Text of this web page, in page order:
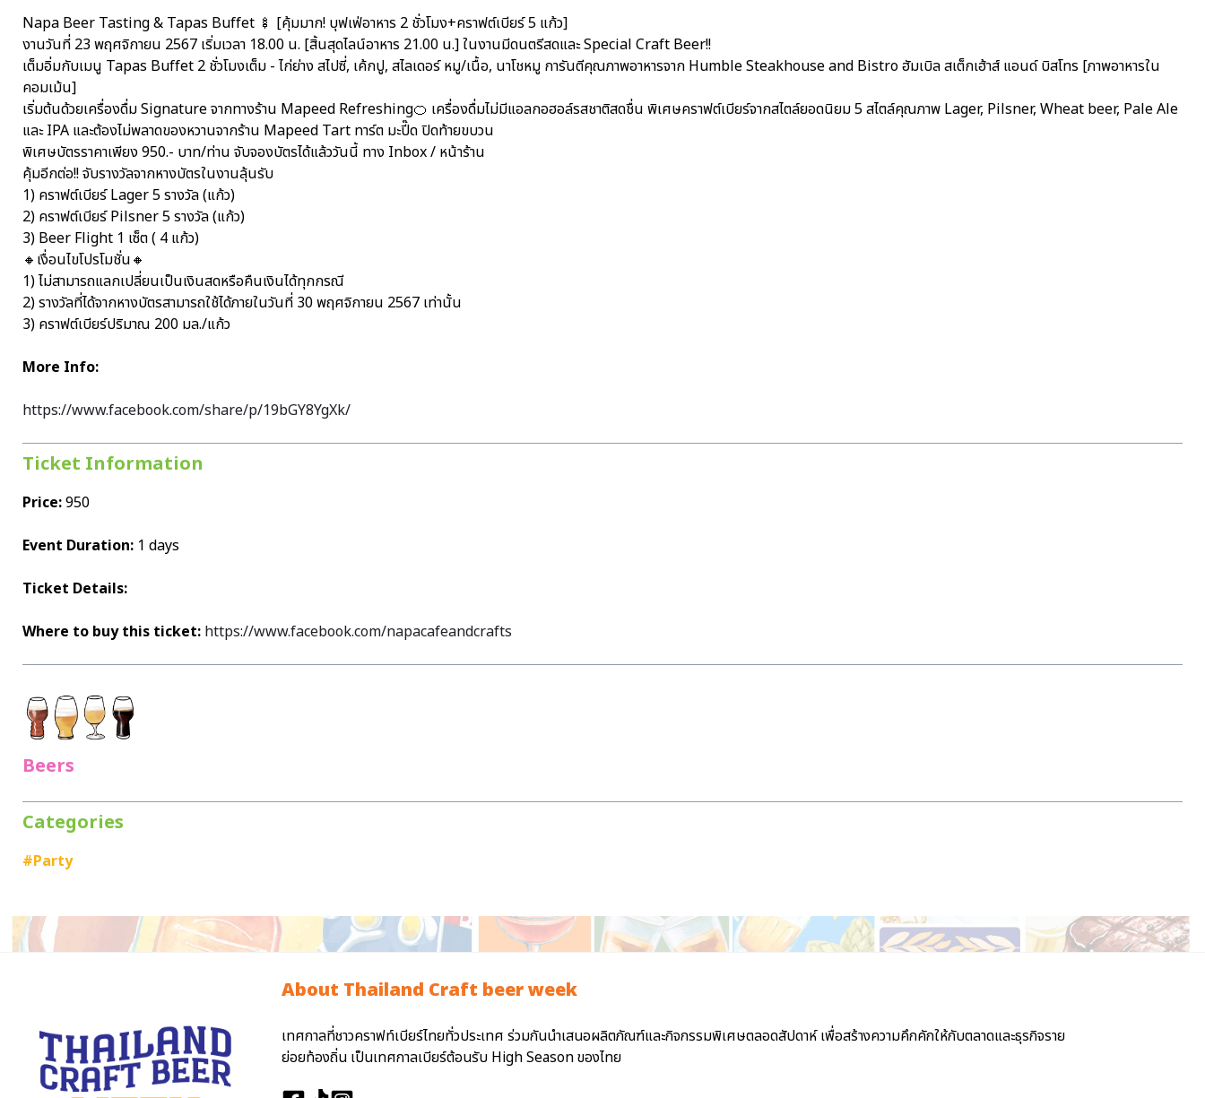
Napa Beer Tasting & Tapas Buffet 🍢 [คุ้มมาก! บุฟเฟ่อาหาร 2 ชั่วโมง+คราฟต์เบียร์ 5 แก้ว]
งานวันที่ 23 พฤศจิกายน 2567 เริ่มเวลา 18.00 น. [สิ้นสุดไลน์อาหาร 21.00 น.] ในงานมีดนตรีสดและ Special Craft Beer!!
เต็มอิ่มกับเมนู Tapas Buffet 2 ชั่วโมงเต็ม - ไก่ย่าง สไปซี่, เค้กปู, สไลเดอร์ หมู/เนื้อ, นาโชหมู การันตีคุณภาพอาหารจาก Humble Steakhouse and Bistro ฮัมเบิล สเต็กเฮ้าส์ แอนด์ บิสโทร [ภาพอาหารใน
คอมเม้น]
เริ่มต้นด้วยเครื่องดื่ม Signature จากทางร้าน Mapeed Refreshing🍊 เครื่องดื่มไม่มีแอลกอฮอล์รสชาติสดชื่น พิเศษคราฟต์เบียร์จากสไตล์ยอดนิยม 5 สไตล์คุณภาพ Lager, Pilsner, Wheat beer, Pale Ale
และ IPA และต้องไม่พลาดของหวานจากร้าน Mapeed Tart ทาร์ต มะปี๊ด ปิดท้ายขบวน
พิเศษบัตรราคาเพียง 950.- บาท/ท่าน จับจองบัตรได้แล้ววันนี้ ทาง Inbox / หน้าร้าน
คุ้มอีกต่อ!! จับรางวัลจากหางบัตรในงานลุ้นรับ
1) คราฟต์เบียร์ Lager 5 รางวัล (แก้ว)
2) คราฟต์เบียร์ Pilsner 5 รางวัล (แก้ว)
3) Beer Flight 1 เซ็ต ( 4 แก้ว)
🔸เงื่อนไขโปรโมชั่น🔸
1) ไม่สามารถแลกเปลี่ยนเป็นเงินสดหรือคืนเงินได้ทุกกรณี
2) รางวัลที่ได้จากหางบัตรสามารถใช้ได้ภายในวันที่ 30 พฤศจิกายน 2567 เท่านั้น
3) คราฟต์เบียร์ปริมาณ 200 มล./แก้ว
More Info:
https://www.facebook.com/share/p/19bGY8YgXk/
Ticket Information
Price:950
Event Duration: 1 days
Ticket Details:
Where to buy this ticket: https://www.facebook.com/napacafeandcrafts
Beers
Categories
#Party
About Thailand Craft beer week
เทศกาลที่ชาวคราฟท์เบียร์ไทยทั่วประเทศ ร่วมกันนำเสนอผลิตภัณฑ์และกิจกรรมพิเศษตลอดสัปดาห์ เพื่อสร้างความคึกคักให้กับตลาดและธุรกิจราย
ย่อยท้องถิ่น เป็นเทศกาลเบียร์ต้อนรับ High Season ของไทย